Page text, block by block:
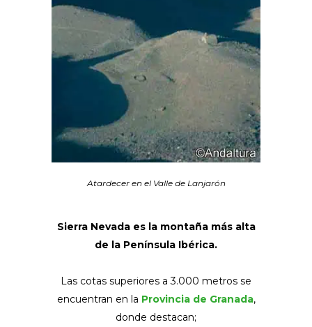
Atardecer en el Valle de Lanjarón
Sierra Nevada es la montaña más alta
de la Península Ibérica.
Las cotas superiores a 3.000 metros se
encuentran en la Provincia de Granada,
donde destacan;